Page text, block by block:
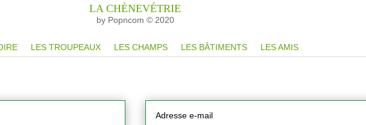
LA CHÈNEVÉTRIE
by Popncom © 2020
LES TROUPEAUX LES CHAMPS LES BÂTIMENTS LES AMIS